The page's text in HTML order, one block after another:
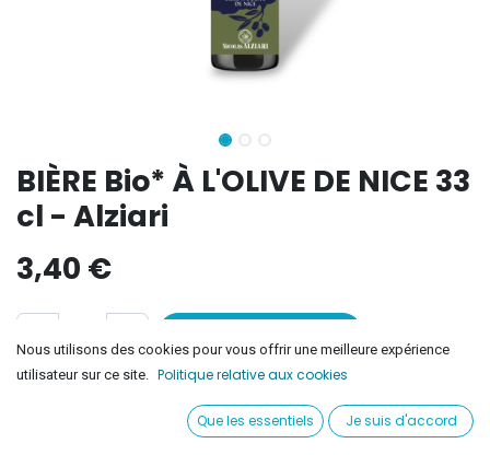
BIÈRE Bio* À L'OLIVE DE NICE 33
cl - Alziari
3,40 €
Ajouter à la liste de souhaits
Nous utilisons des cookies pour vous offrir une meilleure expérience
utilisateur sur ce site.
Politique relative aux cookies
Que les essentiels Je suis d'accord